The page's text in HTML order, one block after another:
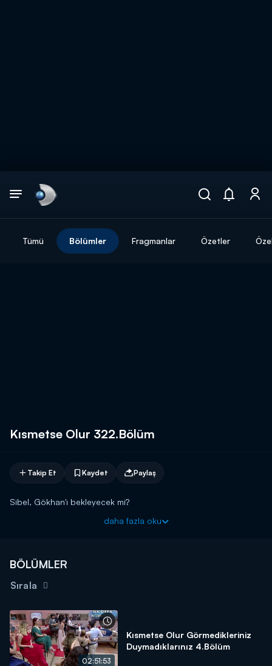
Tümü Bölümler Fragmanlar Özetler
Kısmetse Olur 322.Bölüm
Takip Et Kaydet Paylaş
Sibel, Gökhan'ı bekleyecek mi?
daha fazla oku
BÖLÜMLER
Sırala
02:51:53
Kısmetse Olur Görmedikleriniz
Duymadıklarınız 4.Bölüm